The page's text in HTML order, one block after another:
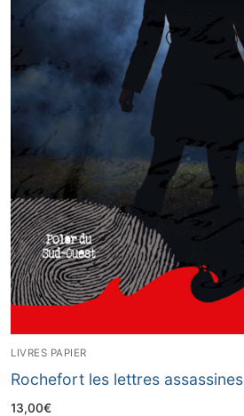
LIVRES PAPIER
Rochefort les lettres assassines
13,00€